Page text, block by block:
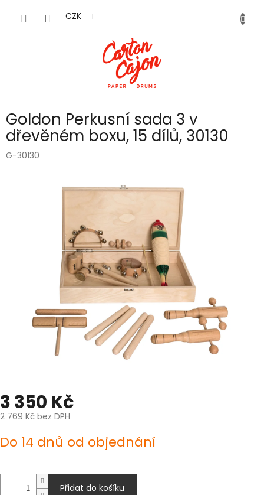
CZK
Goldon Perkusní sada 3 v
dřevěném boxu, 15 dílů, 30130
G-30130
3 350 Kč
2 769 Kč bez DPH
cena:
Do 14 dnů od objednání
Přidat do košíku